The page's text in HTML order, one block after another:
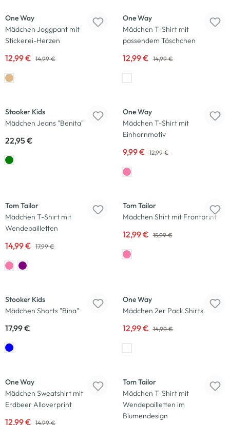
One Way
Mädchen Joggpant mit
Stickerei-Herzen
12,99 € 14,99 €
One Way
Mädchen T-Shirt mit
passendem Täschchen
12,99 € 14,99 €
Stooker Kids
Mädchen Jeans "Benita"
22,95 €
One Way
Mädchen T-Shirt mit
Einhornmotiv
9,99 € 12,99 €
Tom Tailor
Mädchen T-Shirt mit
Wendepailletten
14,99 € 17,99 €
Tom Tailor
Mädchen Shirt mit Frontprint
12,99 € 15,99 €
Stooker Kids
Mädchen Shorts "Bina"
17,99 €
One Way
Mädchen 2er Pack Shirts
12,99 € 14,99 €
One Way
Mädchen Sweatshirt mit
Erdbeer Alloverprint
12,99 € 14,99 €
Tom Tailor
Mädchen T-Shirt mit
Wendepailletten im
Blumendesign